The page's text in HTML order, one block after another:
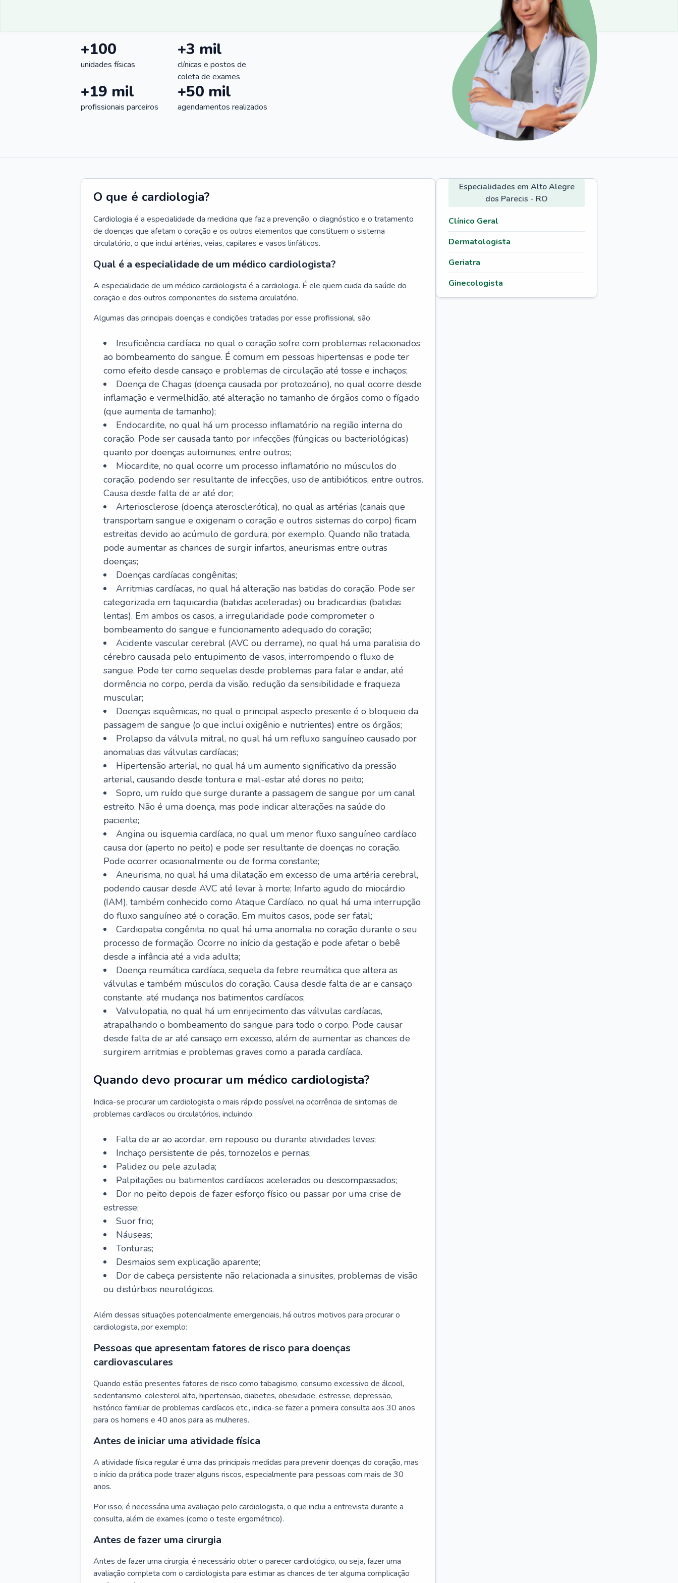
+100
unidades físicas
+3 mil
clínicas e postos de
coleta de exames
+19 mil
profissionais parceiros
+50 mil
agendamentos realizados
O que é cardiologia?
Cardiologia é a especialidade da medicina que faz a prevenção, o diagnóstico e o tratamento
de doenças que afetam o coração e os outros elementos que constituem o sistema
circulatório, o que inclui artérias, veias, capilares e vasos linfáticos.
Qual é a especialidade de um médico cardiologista?
A especialidade de um médico cardiologista é a cardiologia. É ele quem cuida da saúde do
coração e dos outros componentes do sistema circulatório.
Algumas das principais doenças e condições tratadas por esse profissional, são:
Insuficiência cardíaca, no qual o coração sofre com problemas relacionados
ao bombeamento do sangue. É comum em pessoas hipertensas e pode ter
como efeito desde cansaço e problemas de circulação até tosse e inchaços;
Doença de Chagas (doença causada por protozoário), no qual ocorre desde
inflamação e vermelhidão, até alteração no tamanho de órgãos como o fígado
(que aumenta de tamanho);
Endocardite, no qual há um processo inflamatório na região interna do
coração. Pode ser causada tanto por infecções (fúngicas ou bacteriológicas)
quanto por doenças autoimunes, entre outros;
Miocardite, no qual ocorre um processo inflamatório no músculos do
coração, podendo ser resultante de infecções, uso de antibióticos, entre outros.
Causa desde falta de ar até dor;
Arteriosclerose (doença aterosclerótica), no qual as artérias (canais que
transportam sangue e oxigenam o coração e outros sistemas do corpo) ficam
estreitas devido ao acúmulo de gordura, por exemplo. Quando não tratada,
pode aumentar as chances de surgir infartos, aneurismas entre outras
doenças;
Doenças cardíacas congênitas;
Arritmias cardíacas, no qual há alteração nas batidas do coração. Pode ser
categorizada em taquicardia (batidas aceleradas) ou bradicardias (batidas
lentas). Em ambos os casos, a irregularidade pode comprometer o
bombeamento do sangue e funcionamento adequado do coração;
Acidente vascular cerebral (AVC ou derrame), no qual há uma paralisia do
cérebro causada pelo entupimento de vasos, interrompendo o fluxo de
sangue. Pode ter como sequelas desde problemas para falar e andar, até
dormência no corpo, perda da visão, redução da sensibilidade e fraqueza
muscular;
Doenças isquêmicas, no qual o principal aspecto presente é o bloqueio da
passagem de sangue (o que inclui oxigênio e nutrientes) entre os órgãos;
Prolapso da válvula mitral, no qual há um refluxo sanguíneo causado por
anomalias das válvulas cardíacas;
Hipertensão arterial, no qual há um aumento significativo da pressão
arterial, causando desde tontura e mal-estar até dores no peito;
Sopro, um ruído que surge durante a passagem de sangue por um canal
estreito. Não é uma doença, mas pode indicar alterações na saúde do
paciente;
Angina ou isquemia cardíaca, no qual um menor fluxo sanguíneo cardíaco
causa dor (aperto no peito) e pode ser resultante de doenças no coração.
Pode ocorrer ocasionalmente ou de forma constante;
Aneurisma, no qual há uma dilatação em excesso de uma artéria cerebral,
podendo causar desde AVC até levar à morte; Infarto agudo do miocárdio
(IAM), também conhecido como Ataque Cardíaco, no qual há uma interrupção
do fluxo sanguíneo até o coração. Em muitos casos, pode ser fatal;
Cardiopatia congênita, no qual há uma anomalia no coração durante o seu
processo de formação. Ocorre no início da gestação e pode afetar o bebê
desde a infância até a vida adulta;
Doença reumática cardíaca, sequela da febre reumática que altera as
válvulas e também músculos do coração. Causa desde falta de ar e cansaço
constante, até mudança nos batimentos cardíacos;
Valvulopatia, no qual há um enrijecimento das válvulas cardíacas,
atrapalhando o bombeamento do sangue para todo o corpo. Pode causar
desde falta de ar até cansaço em excesso, além de aumentar as chances de
surgirem arritmias e problemas graves como a parada cardíaca.
Quando devo procurar um médico cardiologista?
Indica-se procurar um cardiologista o mais rápido possível na ocorrência de sintomas de
problemas cardíacos ou circulatórios, incluindo:
Falta de ar ao acordar, em repouso ou durante atividades leves;
Inchaço persistente de pés, tornozelos e pernas;
Palidez ou pele azulada;
Palpitações ou batimentos cardíacos acelerados ou descompassados;
Dor no peito depois de fazer esforço físico ou passar por uma crise de
estresse;
Suor frio;
Náuseas;
Tonturas;
Desmaios sem explicação aparente;
Dor de cabeça persistente não relacionada a sinusites, problemas de visão
ou distúrbios neurológicos.
Além dessas situações potencialmente emergenciais, há outros motivos para procurar o
cardiologista, por exemplo:
Pessoas que apresentam fatores de risco para doenças
cardiovasculares
Quando estão presentes fatores de risco como tabagismo, consumo excessivo de álcool,
sedentarismo, colesterol alto, hipertensão, diabetes, obesidade, estresse, depressão,
histórico familiar de problemas cardíacos etc., indica-se fazer a primeira consulta aos 30 anos
para os homens e 40 anos para as mulheres.
Antes de iniciar uma atividade física
A atividade física regular é uma das principais medidas para prevenir doenças do coração, mas
o início da prática pode trazer alguns riscos, especialmente para pessoas com mais de 30
anos.
Por isso, é necessária uma avaliação pelo cardiologista, o que inclui a entrevista durante a
consulta, além de exames (como o teste ergométrico).
Antes de fazer uma cirurgia
Antes de fazer uma cirurgia, é necessário obter o parecer cardiológico, ou seja, fazer uma
avaliação completa com o cardiologista para estimar as chances de ter alguma complicação
Especialidades em Alto Alegre
dos Parecis - RO
Clínico Geral
Dermatologista
Geriatra
Ginecologista